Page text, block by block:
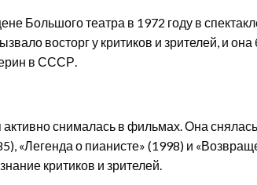
Большого театра в 1972 году в
восторг у критиков и зрителей, и она
в СССР.
снималась в фильмах. Она снялась
«Легенда о пианисте» (1998) и
критиков и зрителей.